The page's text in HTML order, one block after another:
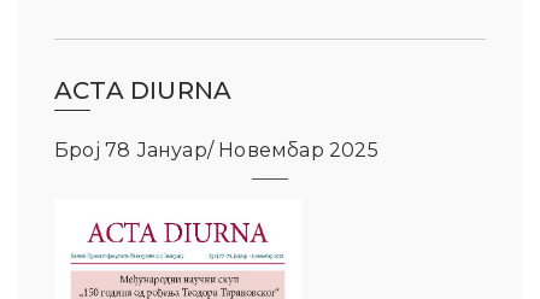
ACTA DIURNA
Број 78 Јануар/ Новембар 2025